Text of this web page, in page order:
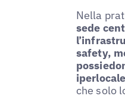
Nella
sede
safety,
che solo